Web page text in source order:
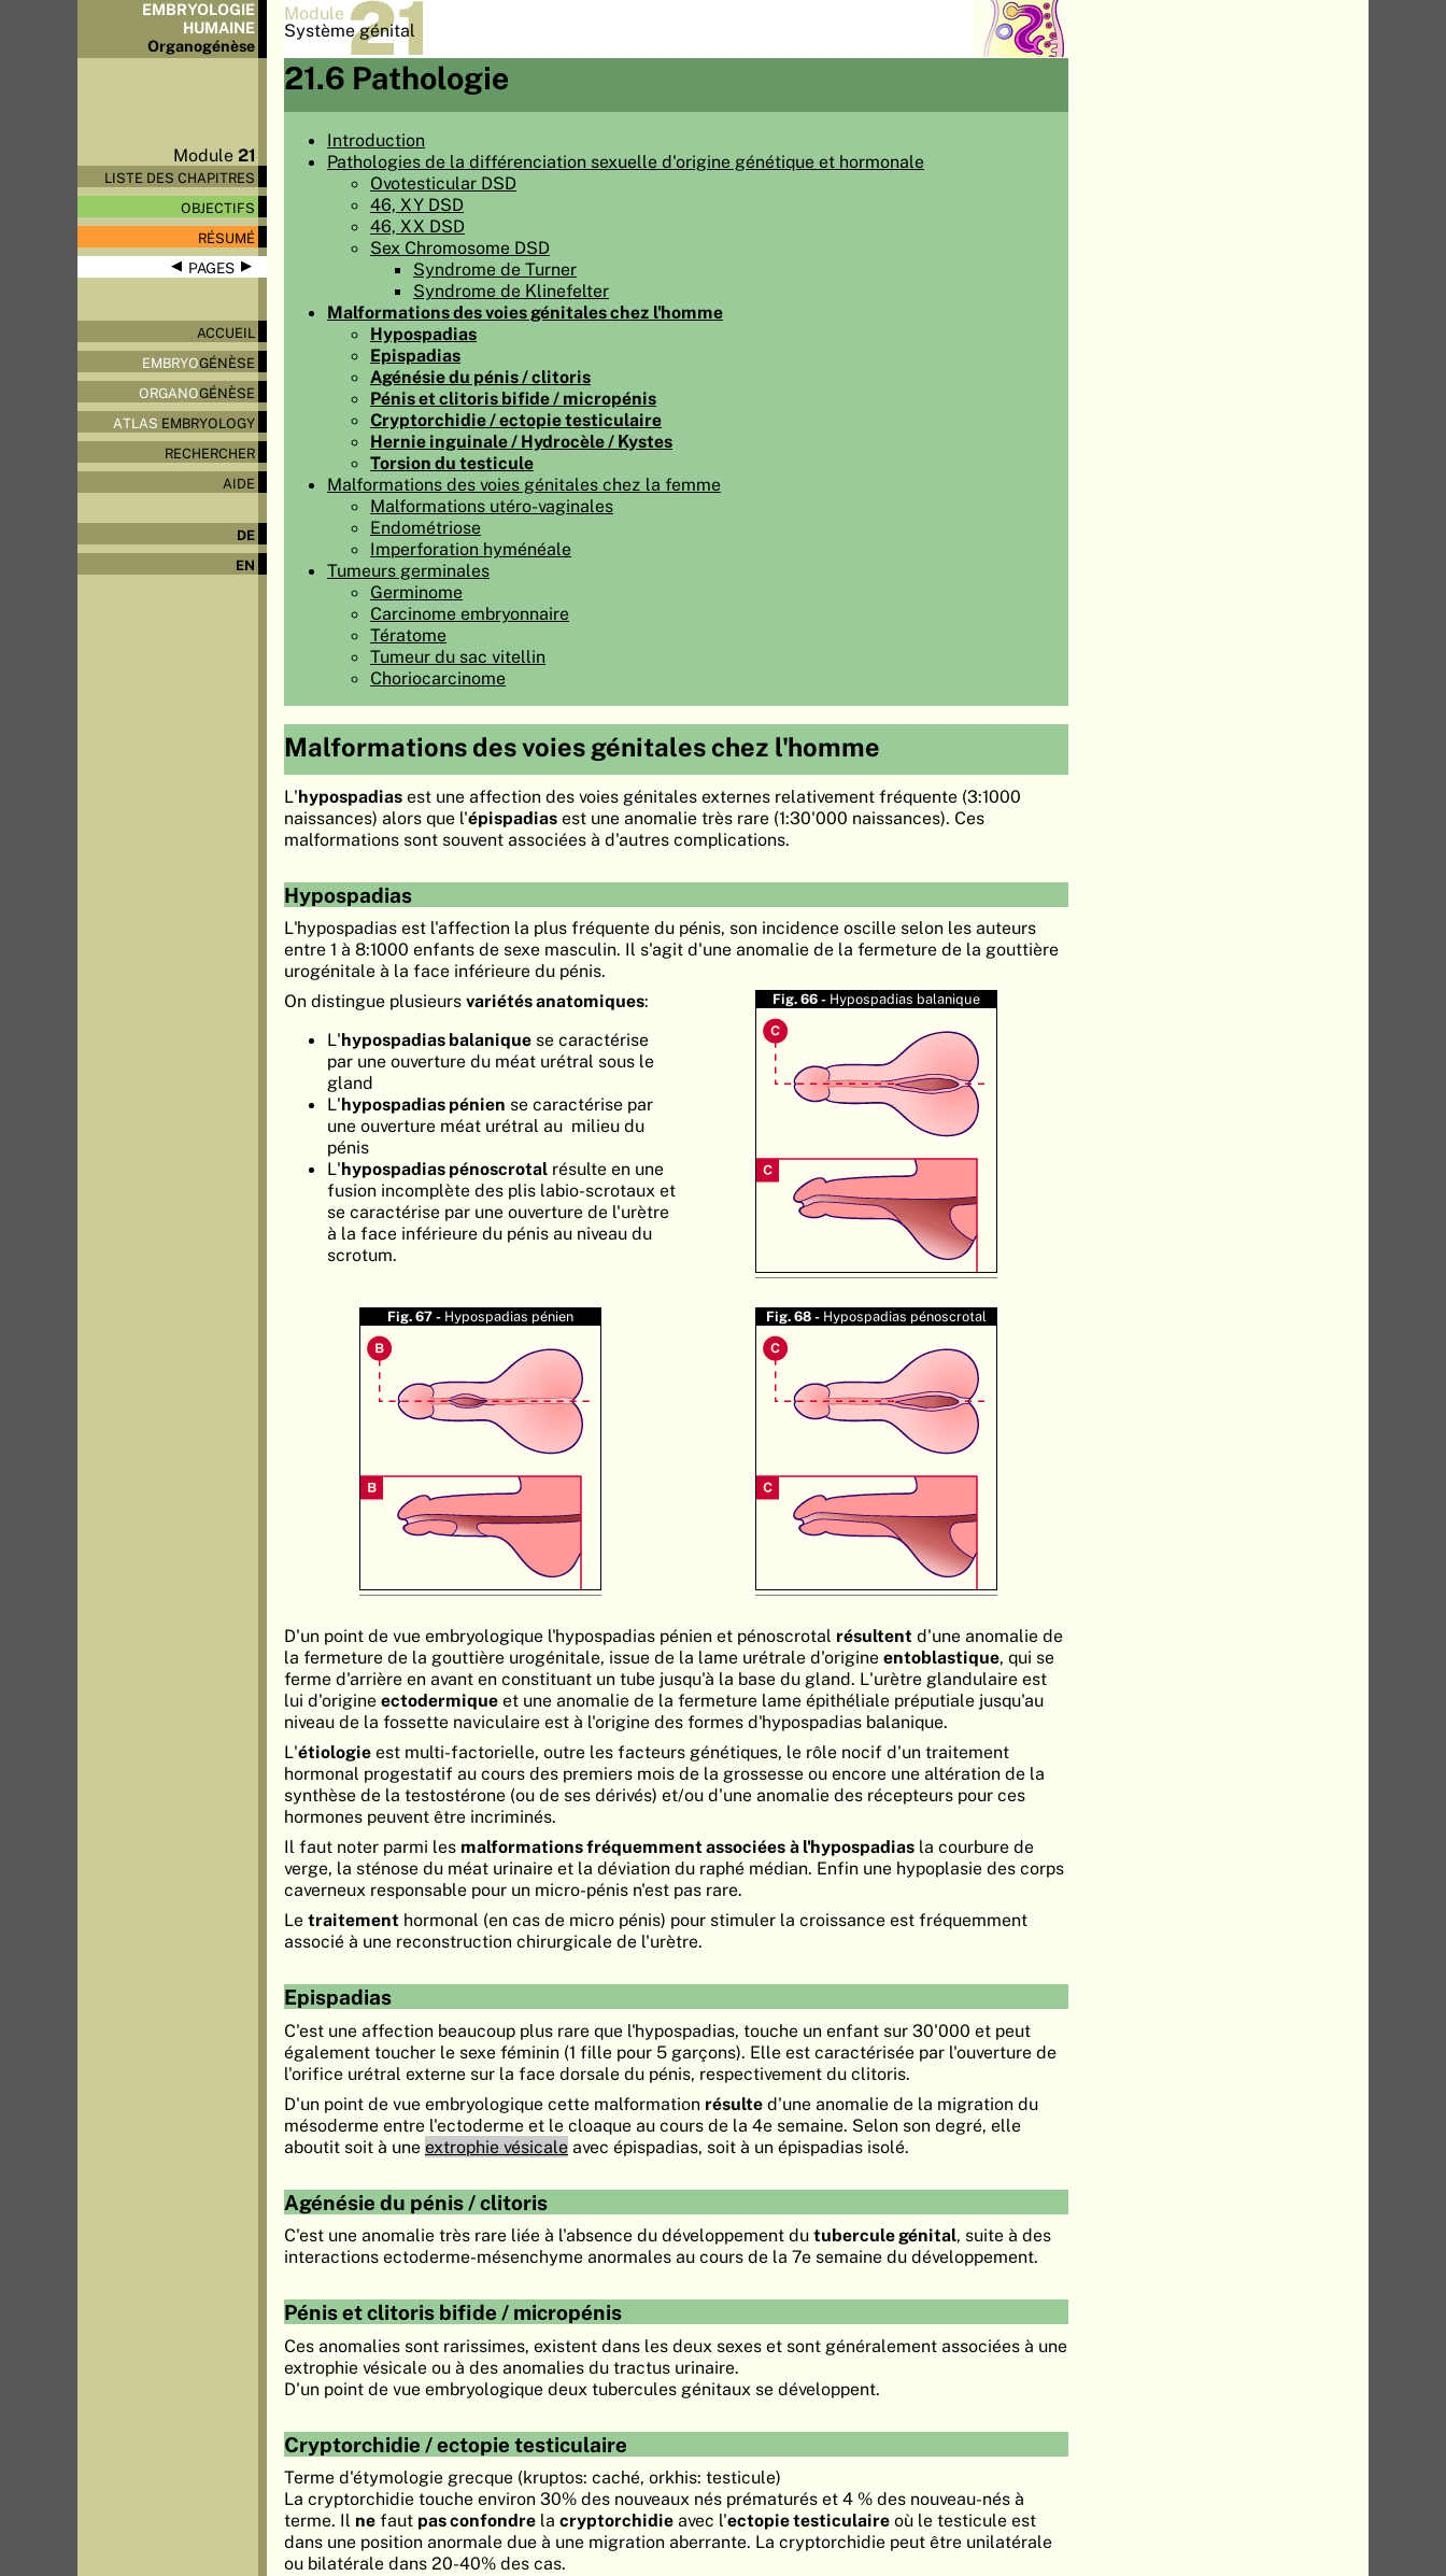
EMBRYOLOGIE
HUMAINE
Organogénèse
Module21
LISTE DES CHAPITRES
OBJECTIFS
RÉSUMÉ
◀ PAGES▶
ACCUEIL
EMBRYOGÉNÈSE
ORGANOGÉNÈSE
ATLAS EMBRYOLOGY
RECHERCHER
AIDE
DE
EN
Module 21
Système génital
21.6 Pathologie
Introduction
Pathologies de la différenciation sexuelle d'origine génétique et hormonale
Ovotesticular DSD
46, XY DSD
46, XX DSD
Sex Chromosome DSD
Syndrome de Turner
Syndrome de Klinefelter
Malformations des voies génitales chez l'homme
Hypospadias
Epispadias
Agénésie du pénis / clitoris
Pénis et clitoris bifide / micropénis
Cryptorchidie / ectopie testiculaire
Hernie inguinale / Hydrocèle / Kystes
Torsion du testicule
Malformations des voies génitales chez la femme
Malformations utéro-vaginales
Endométriose
Imperforation hyménéale
Tumeurs germinales
Germinome
Carcinome embryonnaire
Tératome
Tumeur du sac vitellin
Choriocarcinome
Malformations des voies génitales chez l'homme
L'hypospadias est une affection des voies génitales externes relativement fréquente (3:1000
naissances) alors que l'épispadias est une anomalie très rare (1:30'000 naissances). Ces
malformations sont souvent associées à d'autres complications.
Hypospadias
L'hypospadias est l'affection la plus fréquente du pénis, son incidence oscille selon les auteurs
entre 1 à 8:1000 enfants de sexe masculin. Il s'agit d'une anomalie de la fermeture de la gouttière
urogénitale à la face inférieure du pénis.
On distingue plusieurs variétés anatomiques:
L'hypospadias balanique se caractérise
par une ouverture du méat urétral sous le
gland
L'hypospadias pénien se caractérise par
une ouverture méat urétral au milieu du
pénis
L'hypospadias pénoscrotal résulte en une
fusion incomplète des plis labio-scrotaux et
se caractérise par une ouverture de l'urètre
à la face inférieure du pénis au niveau du
scrotum.
Fig. 66 - Hypospadias balanique
Fig. 67 - Hypospadias pénien Fig. 68 - Hypospadias pénoscrotal
D'un point de vue embryologique l'hypospadias pénien et pénoscrotal résultent d'une anomalie de
la fermeture de la gouttière urogénitale, issue de la lame urétrale d'origine entoblastique, qui se
ferme d'arrière en avant en constituant un tube jusqu'à la base du gland. L'urètre glandulaire est
lui d'origine ectodermique et une anomalie de la fermeture lame épithéliale préputiale jusqu'au
niveau de la fossette naviculaire est à l'origine des formes d'hypospadias balanique.
L'étiologie est multi-factorielle, outre les facteurs génétiques, le rôle nocif d'un traitement
hormonal progestatif au cours des premiers mois de la grossesse ou encore une altération de la
synthèse de la testostérone (ou de ses dérivés) et/ou d'une anomalie des récepteurs pour ces
hormones peuvent être incriminés.
Il faut noter parmi les malformations fréquemment associées à l'hypospadias la courbure de
verge, la sténose du méat urinaire et la déviation du raphé médian. Enfin une hypoplasie des corps
caverneux responsable pour un micro-pénis n'est pas rare.
Le traitement hormonal (en cas de micro pénis) pour stimuler la croissance est fréquemment
associé à une reconstruction chirurgicale de l'urètre.
Epispadias
C'est une affection beaucoup plus rare que l'hypospadias, touche un enfant sur 30'000 et peut
également toucher le sexe féminin (1 fille pour 5 garçons). Elle est caractérisée par l'ouverture de
l'orifice urétral externe sur la face dorsale du pénis, respectivement du clitoris.
D'un point de vue embryologique cette malformation résulte d'une anomalie de la migration du
mésoderme entre l'ectoderme et le cloaque au cours de la 4e semaine. Selon son degré, elle
aboutit soit à une extrophie vésicale avec épispadias, soit à un épispadias isolé.
Agénésie du pénis / clitoris
C'est une anomalie très rare liée à l'absence du développement du tubercule génital, suite à des
interactions ectoderme-mésenchyme anormales au cours de la 7e semaine du développement.
Pénis et clitoris bifide / micropénis
Ces anomalies sont rarissimes, existent dans les deux sexes et sont généralement associées à une
extrophie vésicale ou à des anomalies du tractus urinaire.
D'un point de vue embryologique deux tubercules génitaux se développent.
Cryptorchidie / ectopie testiculaire
Terme d'étymologie grecque (kruptos: caché, orkhis: testicule)
La cryptorchidie touche environ 30% des nouveaux nés prématurés et 4 % des nouveau-nés à
terme. Il ne faut pas confondre la cryptorchidie avec l'ectopie testiculaire où le testicule est
dans une position anormale due à une migration aberrante. La cryptorchidie peut être unilatérale
ou bilatérale dans 20-40% des cas.